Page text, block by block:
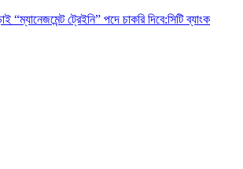
“ম্যানেজমেন্ট ট্রেইনি” পদে চাকরি দিবে:সিটি ব্যাংক